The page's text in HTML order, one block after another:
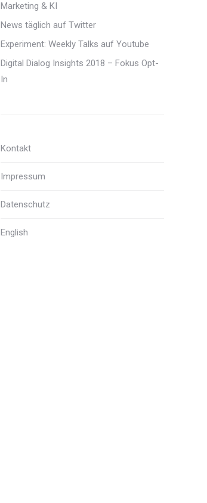
Marketing & KI
News täglich auf Twitter
Experiment: Weekly Talks auf Youtube
Digital Dialog Insights 2018 – Fokus Opt-
In
Kontakt
Impressum
Datenschutz
English